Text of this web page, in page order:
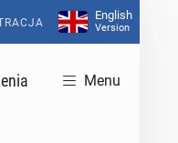
English
Version
Menu